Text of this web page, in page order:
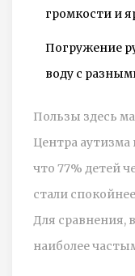
громкости и
Погружение
воду с
Пользы здесь
Центра аутизма
что 77% детей
стали
Для сравнения,
наиболее